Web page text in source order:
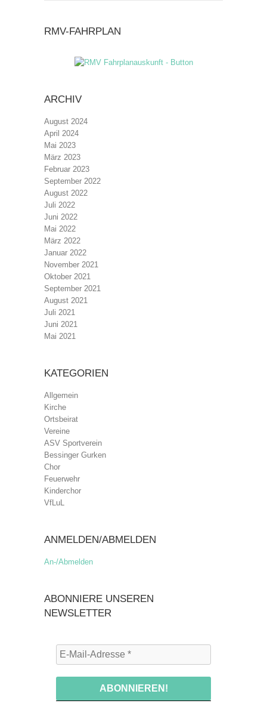
RMV-FAHRPLAN
ARCHIV
August 2024
April 2024
Mai 2023
März 2023
Februar 2023
September 2022
August 2022
Juli 2022
Juni 2022
Mai 2022
März 2022
Januar 2022
November 2021
Oktober 2021
September 2021
August 2021
Juli 2021
Juni 2021
Mai 2021
KATEGORIEN
Allgemein
Kirche
Ortsbeirat
Vereine
ASV Sportverein
Bessinger Gurken
Chor
Feuerwehr
Kinderchor
VfLuL
ANMELDEN/ABMELDEN
An-/Abmelden
ABONNIERE UNSEREN
NEWSLETTER